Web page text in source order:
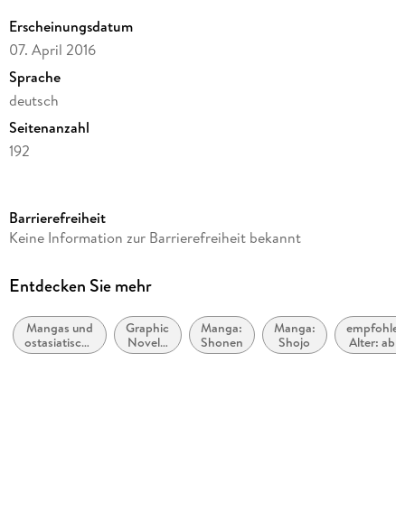
Erscheinungsdatum
07. April 2016
Sprache
deutsch
Seitenanzahl
192
Reihe
Autor/Autorin
Übersetzung
Josef Shanel
Barrierefreiheit
Keine Information zur Barrierefreiheit bekannt
Entdecken Sie mehr
Mangas und
ostasiatische
Comic-Stile
Graphic
Novel /
Comic /
Manga:
Shonen
Manga:
Shojo
Alter: ab
10 Jahre